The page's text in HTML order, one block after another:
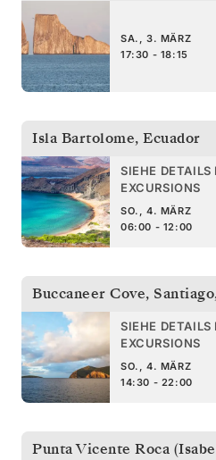
SA., 3. MÄRZ
17:30 - 18:15
Isla Bartolome, Ecuador
SIEHE DETAILS
EXCURSIONS
SO., 4. MÄRZ
06:00 - 12:00
Buccaneer Cove, Santiago
SIEHE DETAILS
EXCURSIONS
SO., 4. MÄRZ
14:30 - 22:00
Punta Vicente Roca